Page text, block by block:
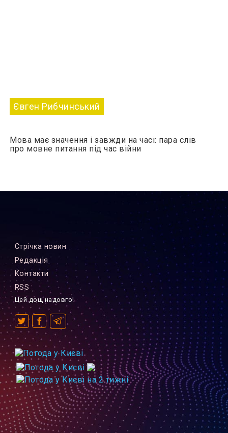
Євген Рибчинський
Мова має значення і завжди на часі: пара слів
про мовне питання під час війни
Стрiчка новин
Редакцiя
Контакти
RSS
Цей дощ надовго!